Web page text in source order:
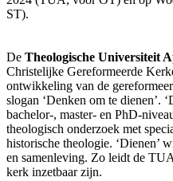
ST).
De Theologische Universiteit
Christelijke Gereformeerde
ontwikkeling van de
slogan ‘Denken om te dienen’.
bachelor-, master- en PhD-
theologisch onderzoek met
historische theologie. ‘Dienen’
en samenleving. Zo leidt de
kerk inzetbaar zijn.